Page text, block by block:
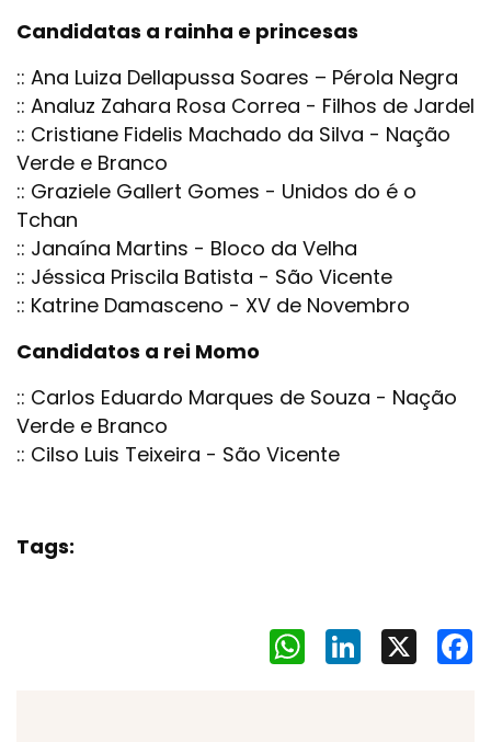
Candidatas a rainha e princesas
:: Ana Luiza Dellapussa Soares – Pérola Negra
:: Analuz Zahara Rosa Correa - Filhos de Jardel
:: Cristiane Fidelis Machado da Silva - Nação
Verde e Branco
:: Graziele Gallert Gomes - Unidos do é o
Tchan
:: Janaína Martins - Bloco da Velha
:: Jéssica Priscila Batista - São Vicente
:: Katrine Damasceno - XV de Novembro
Candidatos a rei Momo
:: Carlos Eduardo Marques de Souza - Nação
Verde e Branco
:: Cilso Luis Teixeira - São Vicente
Tags:
LinkedIn
WhatsApp